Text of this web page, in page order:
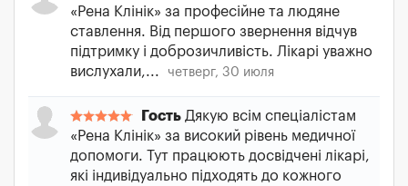
«Рена Клінік» за професійне та людяне
ставлення. Від першого звернення відчув
підтримку і доброзичливість. Лікарі уважно
вислухали,...
четверг, 30 июля
Гость Дякую всім спеціалістам
«Рена Клінік» за високий рівень медичної
допомоги. Тут працюють досвідчені лікарі,
які індивідуально підходять до кожного